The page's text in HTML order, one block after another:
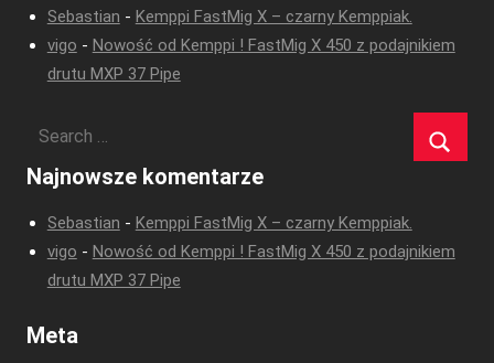
Sebastian - Kemppi FastMig X – czarny Kemppiak.
vigo - Nowość od Kemppi ! FastMig X 450 z podajnikiem
drutu MXP 37 Pipe
Najnowsze komentarze
Sebastian - Kemppi FastMig X – czarny Kemppiak.
vigo - Nowość od Kemppi ! FastMig X 450 z podajnikiem
drutu MXP 37 Pipe
Meta